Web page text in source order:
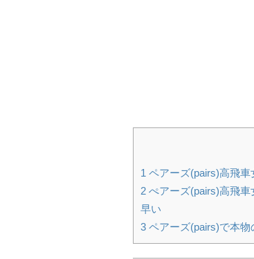
1 ペアーズ(pairs)高飛
2 ぺアーズ(pairs)高飛
早い
3 ペアーズ(pairs)で本